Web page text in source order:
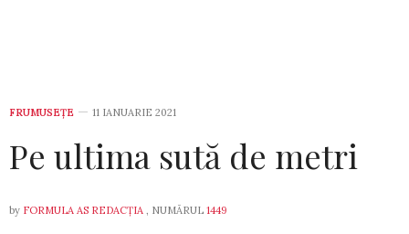
FRUMUSEȚE 11 IANUARIE 2021
Pe ultima sută de metri
by FORMULA AS REDACȚIA , NUMĂRUL 1449